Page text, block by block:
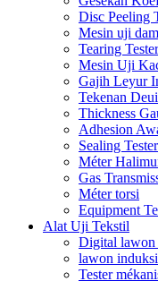
Disc Peeling
Mesin uji
Tearing Tester
Mesin Uji
Gajih Leyur
Tekenan
Thickness
Adhesion
Sealing Tester
Méter
Gas
Méter torsi
Equipment
Alat Uji Tekstil
Digital lawon
lawon
Tester